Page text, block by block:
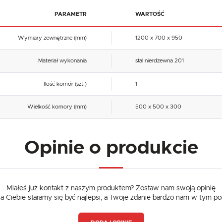
PARAMETR WARTOŚĆ
Wymiary zewnętrzne (mm) 1200 x 700 x 950
Materiał wykonania stal nierdzewna 201
Ilość komór (szt.) 1
Wielkość komory (mm) 500 x 500 x 300
Opinie o produkcie
Miałeś już kontakt z naszym produktem? Zostaw nam swoją opinię
Ciebie staramy się być najlepsi, a Twoje zdanie bardzo nam w tym